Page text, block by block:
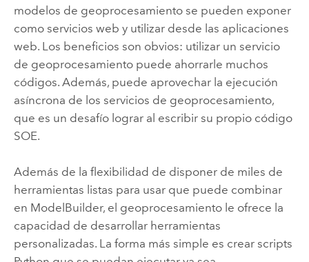
modelos de geoprocesamiento se pueden exponer
como servicios web y utilizar desde las aplicaciones
web. Los beneficios son obvios: utilizar un servicio
de geoprocesamiento puede ahorrarle muchos
códigos. Además, puede aprovechar la ejecución
asíncrona de los servicios de geoprocesamiento,
que es un desafío lograr al escribir su propio código
SOE.
Además de la flexibilidad de disponer de miles de
herramientas listas para usar que puede combinar
en ModelBuilder, el geoprocesamiento le ofrece la
capacidad de desarrollar herramientas
personalizadas. La forma más simple es crear scripts